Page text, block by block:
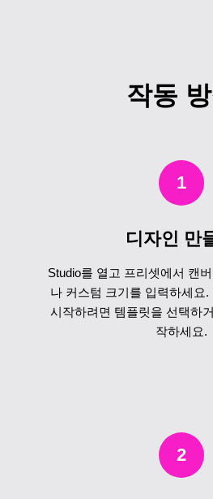
작동
1
디자인 만
Studio를 열고 프리셋에서 캔
나 커스텀 크기를 입력하세요.
시작하려면 템플릿을 선택하
작하세요.
2